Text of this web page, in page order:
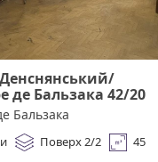
де Бальзака 42/20
Бальзака
Поверх 2/2 45